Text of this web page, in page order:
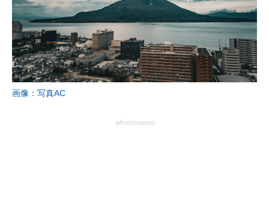
画像：写真AC
advertisement